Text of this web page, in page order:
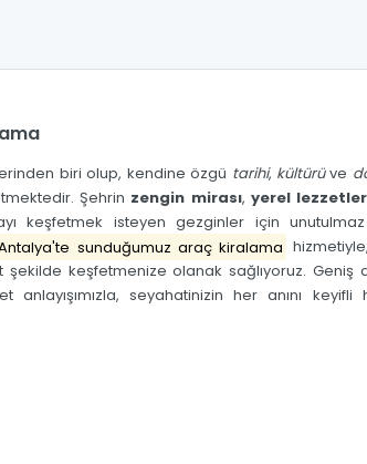
biri olup, kendine özgü tarihi, kültürüve
Şehrin zengin mirası, yerel
keşfetmek isteyen gezginler için
sunduğumuz araç kiralama
keşfetmenize olanak sağlıyoruz. Geniş
seyahatinizin her anını keyifli